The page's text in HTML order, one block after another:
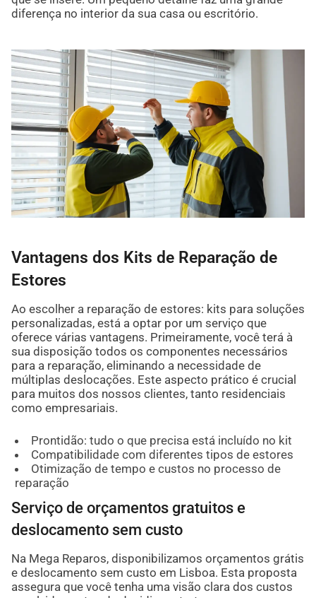
diferença no interior da sua casa ou escritório.
Vantagens dos Kits de Reparação de
Estores
Ao escolher a reparação de estores: kits para soluções
personalizadas, está a optar por um serviço que
oferece várias vantagens. Primeiramente, você terá à
sua disposição todos os componentes necessários
para a reparação, eliminando a necessidade de
múltiplas deslocações. Este aspecto prático é crucial
para muitos dos nossos clientes, tanto residenciais
como empresariais.
Prontidão: tudo o que precisa está incluído no kit
Compatibilidade com diferentes tipos de estores
Otimização de tempo e custos no processo de
reparação
Serviço de orçamentos gratuitos e
deslocamento sem custo
Na Mega Reparos, disponibilizamos orçamentos grátis
e deslocamento sem custo em Lisboa. Esta proposta
assegura que você tenha uma visão clara dos custos